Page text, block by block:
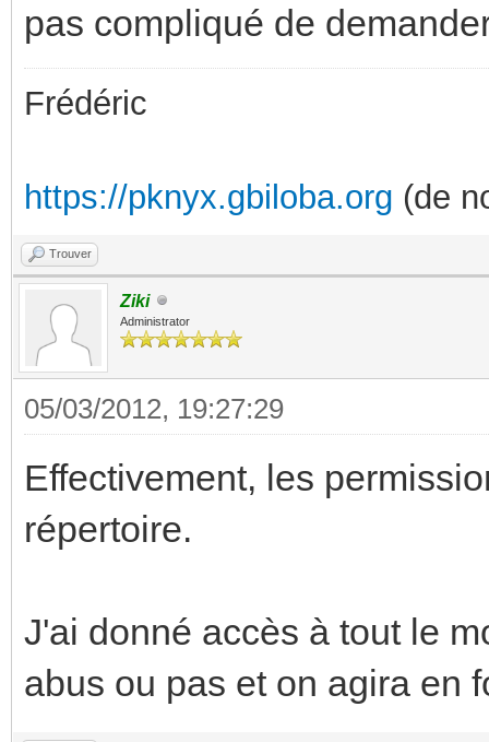
pas compliqué de
Frédéric
https://pknyx.gbiloba.org (de
Trouver
Ziki
Administrator
05/03/2012, 19:27:29
Effectivement, les
répertoire.
J'ai donné accès à tout le
abus ou pas et on agira en